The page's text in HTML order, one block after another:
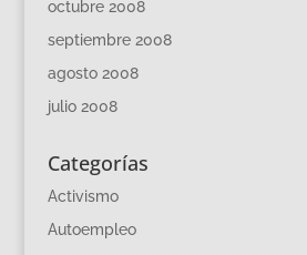
octubre 2008
septiembre 2008
agosto 2008
julio 2008
Categorías
Activismo
Autoempleo